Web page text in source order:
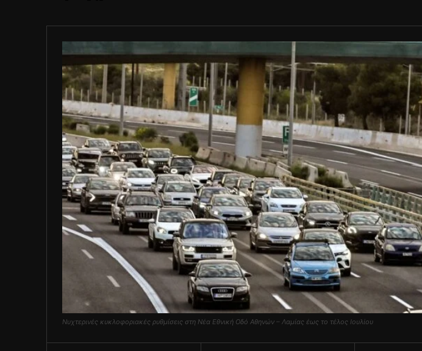
Νυχτερινές κυκλοφοριακές ρυθμίσεις στη Νέα Εθνική Οδό Αθηνών – Λαμίας έως το τέλος Ιουλίου